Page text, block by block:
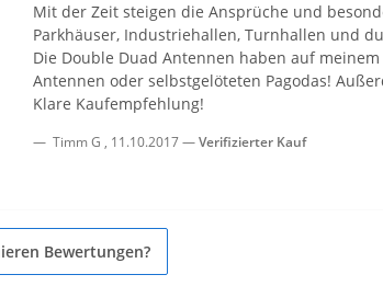
Mit der Zeit steigen die Ansprüche und
Parkhäuser, Industriehallen, Turnhallen und
Die Double Duad Antennen haben auf
Antennen oder selbstgelöteten Pagodas!
Klare Kaufempfehlung!
Timm G , 11.10.2017 Verifizierter Kauf
Bewertungen?